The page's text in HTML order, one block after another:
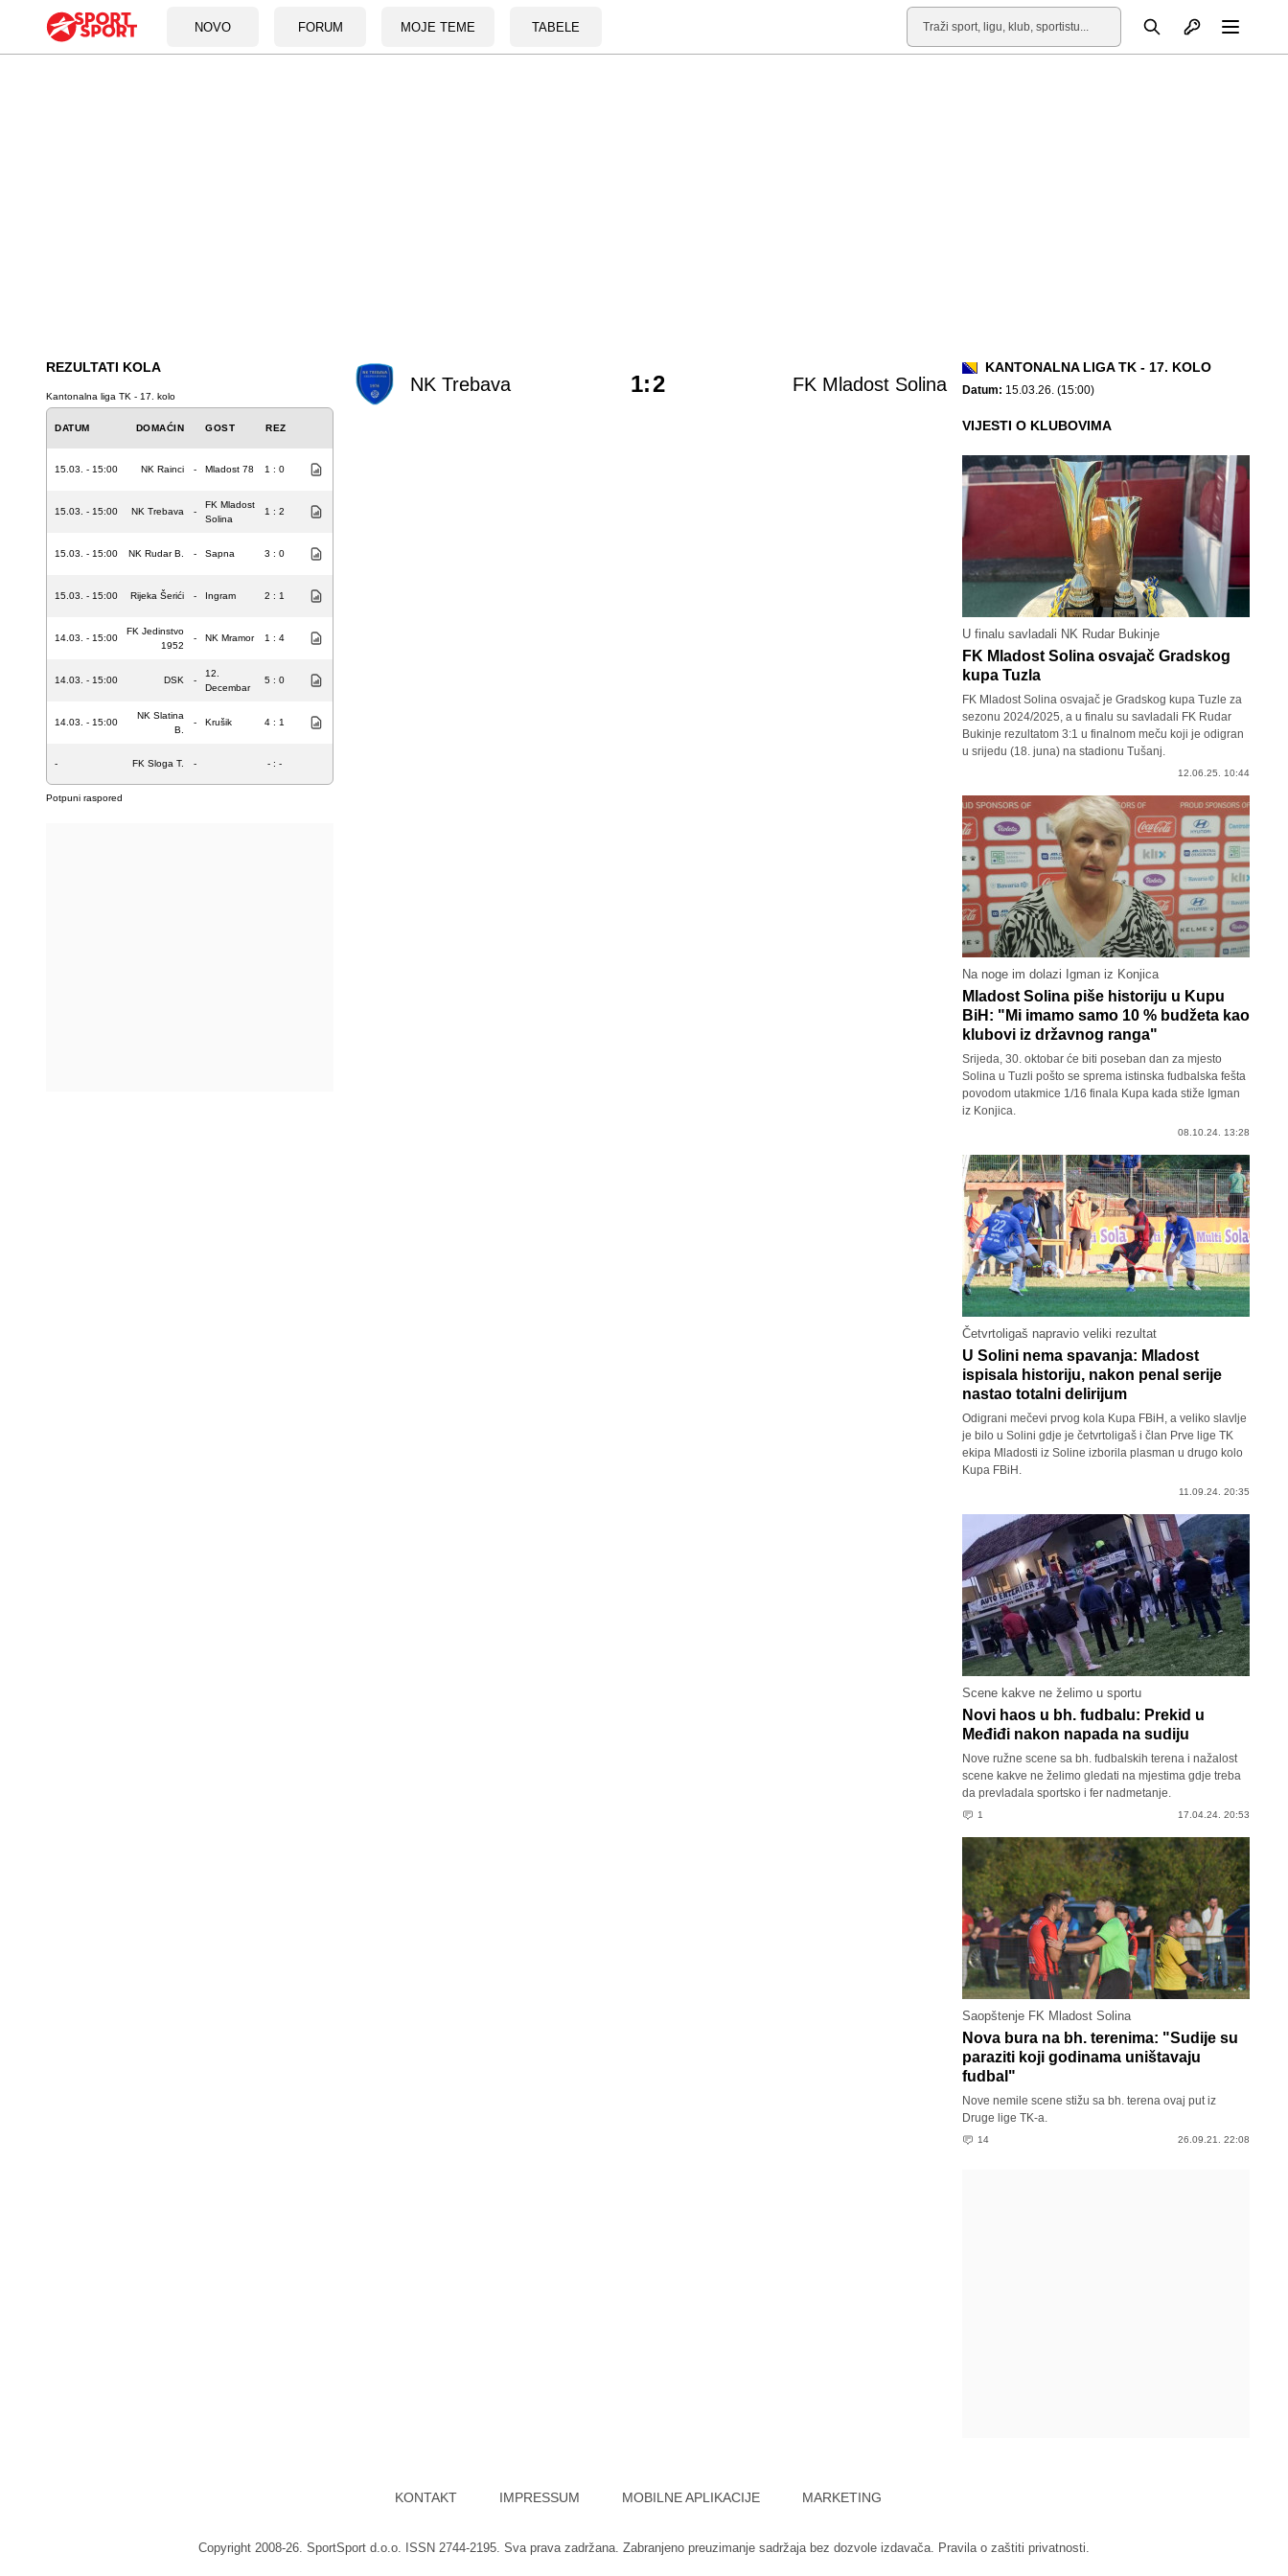
NOVO FORUM MOJE TEME TABELE
Pretraga Otvori profil
REZULTATI KOLA
Kantonalna liga TK - 17. kolo
DATUM DOMAĆIN GOST REZ
15.03. - 15:00 NK Rainci - Mladost 78 1 : 0
15.03. - 15:00 NK Trebava -
FK Mladost
Solina
1 : 2
15.03. - 15:00 NK Rudar B. - Sapna 3 : 0
15.03. - 15:00 Rijeka Šerići - Ingram 2 : 1
14.03. - 15:00
FK Jedinstvo
1952
- NK Mramor 1 : 4
14.03. - 15:00 DSK -
12.
Decembar
5 : 0
14.03. - 15:00
NK Slatina
B.
- Krušik 4 : 1
- FK Sloga T. - - : -
Potpuni raspored
NK Trebava FK Mladost Solina
1:2
KANTONALNA LIGA TK - 17. KOLO
Datum: 15.03.26. (15:00)
VIJESTI O KLUBOVIMA
U finalu savladali NK Rudar Bukinje
FK Mladost Solina osvajač Gradskog
kupa Tuzla
FK Mladost Solina osvajač je Gradskog kupa Tuzle za
sezonu 2024/2025, a u finalu su savladali FK Rudar
Bukinje rezultatom 3:1 u finalnom meču koji je odigran
u srijedu (18. juna) na stadionu Tušanj.
12.06.25. 10:44
Na noge im dolazi Igman iz Konjica
Mladost Solina piše historiju u Kupu
BiH: "Mi imamo samo 10 % budžeta kao
klubovi iz državnog ranga"
Srijeda, 30. oktobar će biti poseban dan za mjesto
Solina u Tuzli pošto se sprema istinska fudbalska fešta
povodom utakmice 1/16 finala Kupa kada stiže Igman
iz Konjica.
08.10.24. 13:28
Četvrtoligaš napravio veliki rezultat
U Solini nema spavanja: Mladost
ispisala historiju, nakon penal serije
nastao totalni delirijum
Odigrani mečevi prvog kola Kupa FBiH, a veliko slavlje
je bilo u Solini gdje je četvrtoligaš i član Prve lige TK
ekipa Mladosti iz Soline izborila plasman u drugo kolo
Kupa FBiH.
11.09.24. 20:35
Scene kakve ne želimo u sportu
Novi haos u bh. fudbalu: Prekid u
Međiđi nakon napada na sudiju
Nove ružne scene sa bh. fudbalskih terena i nažalost
scene kakve ne želimo gledati na mjestima gdje treba
da prevladala sportsko i fer nadmetanje.
1 17.04.24. 20:53
Saopštenje FK Mladost Solina
Nova bura na bh. terenima: "Sudije su
paraziti koji godinama uništavaju
fudbal"
Nove nemile scene stižu sa bh. terena ovaj put iz
Druge lige TK-a.
14 26.09.21. 22:08
KONTAKT IMPRESSUM MOBILNE APLIKACIJE MARKETING
Copyright 2008-26. SportSport d.o.o. ISSN 2744-2195. Sva prava zadržana. Zabranjeno preuzimanje sadržaja bez dozvole izdavača. Pravila o zaštiti privatnosti.